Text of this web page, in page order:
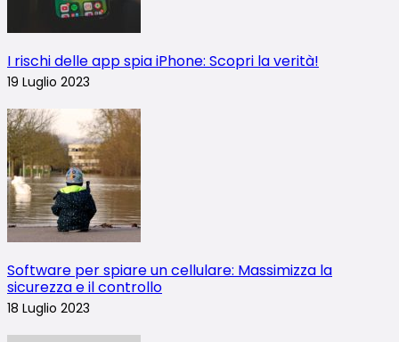
I rischi delle app spia iPhone: Scopri la verità!
19 Luglio 2023
Software per spiare un cellulare: Massimizza la
sicurezza e il controllo
18 Luglio 2023